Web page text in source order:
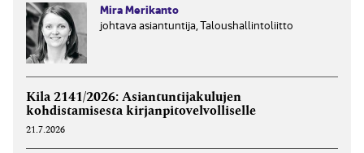
Mira Merikanto
johtava asiantuntija, Taloushallintoliitto
Kila 2141/2026: Asiantuntijakulujen
kohdistamisesta kirjanpitovelvolliselle
21.7.2026